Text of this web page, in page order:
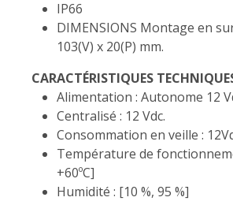
IP66
DIMENSIONS Montage en
103(V) x 20(P) mm.
CARACTÉRISTIQUES
Alimentation : Autonome 12
Centralisé : 12 Vdc.
Consommation en veille :
Température de
+60ºC]
Humidité : [10 %, 95 %]